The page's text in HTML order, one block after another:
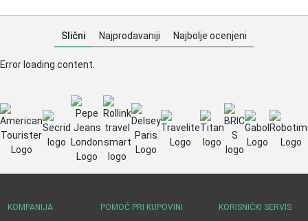
Slični Najprodavaniji Najbolje ocenjeni
Error loading content.
KOMPANIJA POMOĆ PRI KUPOVINI KORISNIČKI SERVIS